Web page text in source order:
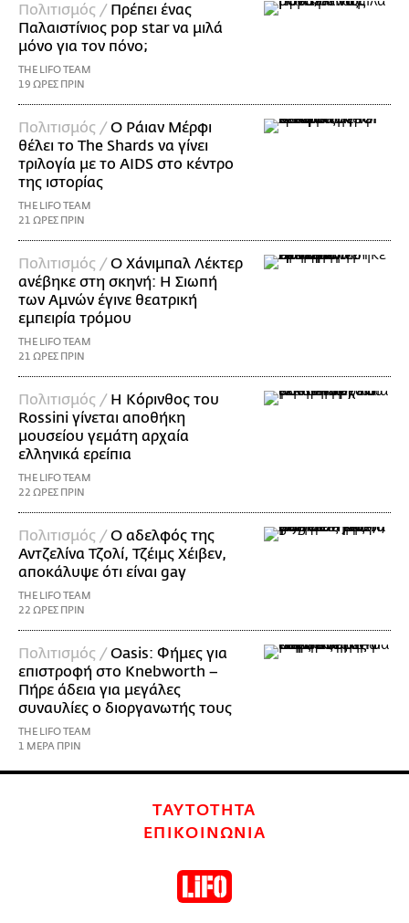
Πολιτισμός / Πρέπει ένας
Παλαιστίνιος pop star να μιλά
μόνο για τον πόνο;
THE LIFO TEAM
19 ΩΡΕΣ ΠΡΙΝ
Πολιτισμός /Ο Ράιαν Μέρφι
θέλει το The Shards να γίνει
τριλογία με το AIDS στο κέντρο
της ιστορίας
THE LIFO TEAM
21 ΩΡΕΣ ΠΡΙΝ
Πολιτισμός /Ο Χάνιμπαλ Λέκτερ
ανέβηκε στη σκηνή: Η Σιωπή
των Αμνών έγινε θεατρική
εμπειρία τρόμου
THE LIFO TEAM
21 ΩΡΕΣ ΠΡΙΝ
Πολιτισμός / Η Κόρινθος του
Rossini γίνεται αποθήκη
μουσείου γεμάτη αρχαία
ελληνικά ερείπια
THE LIFO TEAM
22 ΩΡΕΣ ΠΡΙΝ
Πολιτισμός /Ο αδελφός της
Αντζελίνα Τζολί, Τζέιμς Χέιβεν,
αποκάλυψε ότι είναι gay
THE LIFO TEAM
22 ΩΡΕΣ ΠΡΙΝ
Πολιτισμός /Oasis: Φήμες για
επιστροφή στο Knebworth –
Πήρε άδεια για μεγάλες
συναυλίες ο διοργανωτής τους
THE LIFO TEAM
1 ΜΕΡΑ ΠΡΙΝ
ΤΑΥΤΟΤΗΤΑ
ΕΠΙΚΟΙΝΩΝΙΑ